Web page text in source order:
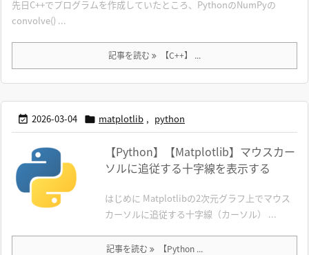
先日C++でプログラムを作成していたところ、PythonのNumPyの
convolve() ...
記事を読む 【C++】 ...
 2026-03-04  matplotlib , python
【Python】【Matplotlib】マウスカー
ソルに追従する十字線を表示する
はじめに Matplotlibの2次元グラフ上でマウス
カーソルに追従する十字線（カーソル） ...
記事を読む 【Python ...